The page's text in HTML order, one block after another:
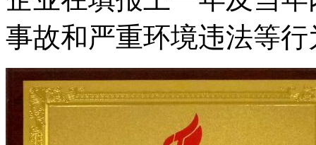
事故和严重环境违法等行